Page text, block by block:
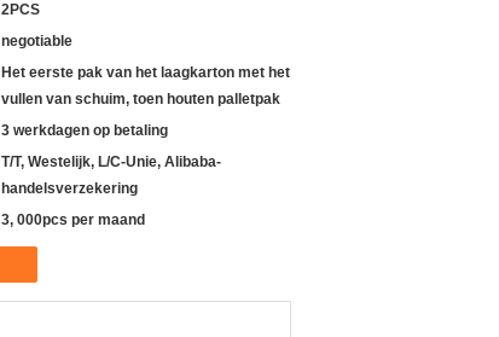
2PCS
negotiable
Het eerste pak van het laagkarton met het
vullen van schuim, toen houten palletpak
3 werkdagen op betaling
T/T, Westelijk, L/C-Unie, Alibaba-
handelsverzekering
3, 000pcs per maand